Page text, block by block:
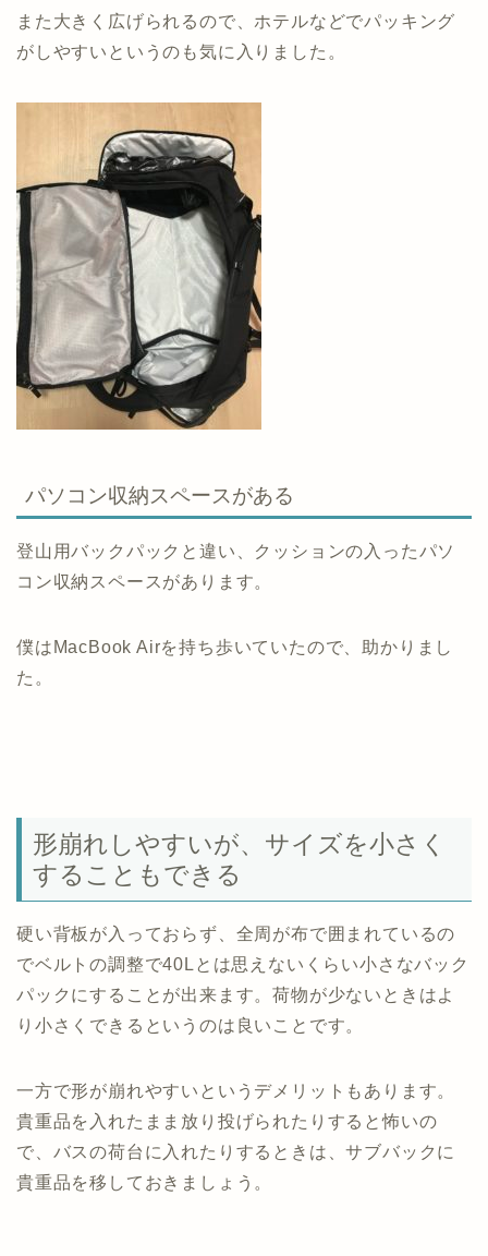
また大きく広げられるので、ホテルなどでパッキング
がしやすいというのも気に入りました。
パソコン収納スペースがある
登山用バックパックと違い、クッションの入ったパソ
コン収納スペースがあります。
僕はMacBook Airを持ち歩いていたので、助かりまし
た。
形崩れしやすいが、サイズを小さく
することもできる
硬い背板が入っておらず、全周が布で囲まれているの
でベルトの調整で40Lとは思えないくらい小さなバック
パックにすることが出来ます。荷物が少ないときはよ
り小さくできるというのは良いことです。
一方で形が崩れやすいというデメリットもあります。
貴重品を入れたまま放り投げられたりすると怖いの
で、バスの荷台に入れたりするときは、サブバックに
貴重品を移しておきましょう。